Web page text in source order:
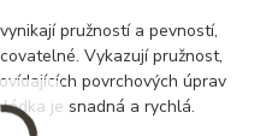
pružností a pevností,
Vykazují pružnost,
povrchových úprav
je snadná a rychlá.